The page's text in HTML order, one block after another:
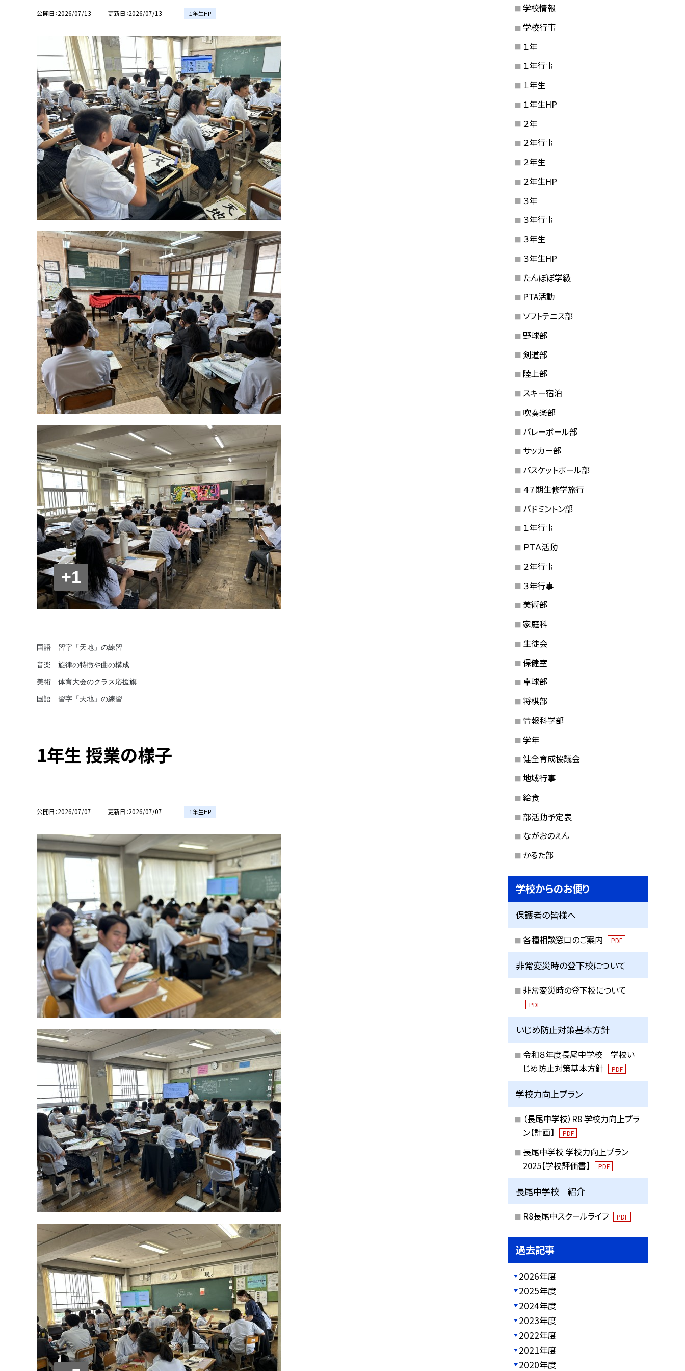
公開日 2026/07/13 更新日 2026/07/13 １年生HP
+1
国語 習字「天地」の練習
音楽 旋律の特徴や曲の構成
美術 体育大会のクラス応援旗
国語 習字「天地」の練習
1年生 授業の様子
公開日 2026/07/07 更新日 2026/07/07 １年生HP
学校情報
学校行事
１年
１年行事
１年生
１年生HP
２年
２年行事
２年生
２年生HP
３年
３年行事
３年生
３年生HP
たんぽぽ学級
PTA活動
ソフトテニス部
野球部
剣道部
陸上部
スキー宿泊
吹奏楽部
バレーボール部
サッカー部
バスケットボール部
４７期生修学旅行
バドミントン部
１年行事
ＰＴＡ活動
２年行事
３年行事
美術部
家庭科
生徒会
保健室
卓球部
将棋部
情報科学部
学年
健全育成協議会
地域行事
給食
部活動予定表
ながおのえん
かるた部
学校からのお便り
保護者の皆様へ
各種相談窓口のご案内 PDF
非常変災時の登下校について
非常変災時の登下校について
PDF
いじめ防止対策基本方針
令和８年度長尾中学校 学校い
じめ防止対策基本方針
PDF
学校力向上プラン
（長尾中学校）R8 学校力向上プラ
ン【計画】
PDF
長尾中学校 学校力向上プラン
2025【学校評価書】
PDF
長尾中学校 紹介
R8長尾中スクールライフ PDF
過去記事
2026年度
2025年度
2024年度
2023年度
2022年度
2021年度
2020年度